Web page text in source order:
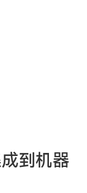
到机器